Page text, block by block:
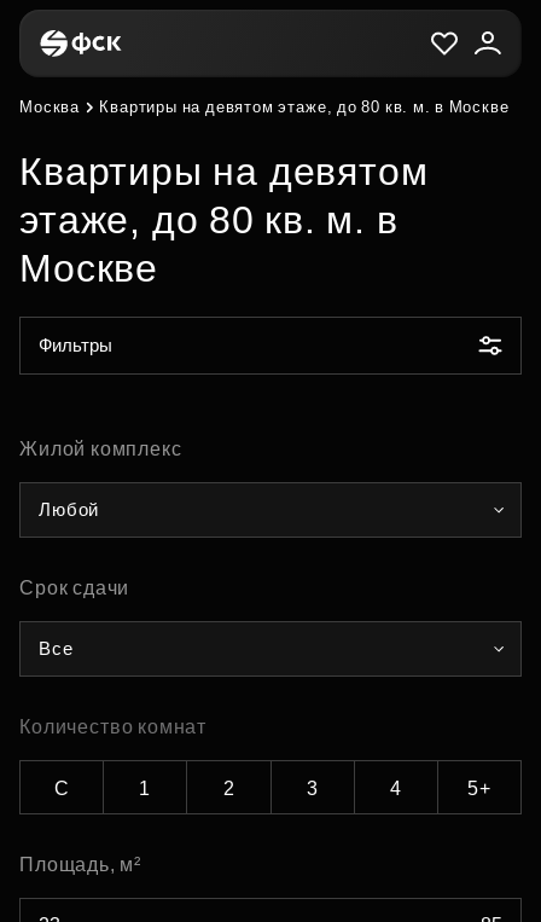
Москва Квартиры на девятом этаже, до 80 кв. м. в Москве
Квартиры на девятом
этаже, до 80 кв. м. в
Москве
Фильтры
Жилой комплекс
Любой
Срок сдачи
Все
Количество комнат
С 1 2 3 4 5+
Площадь, м²